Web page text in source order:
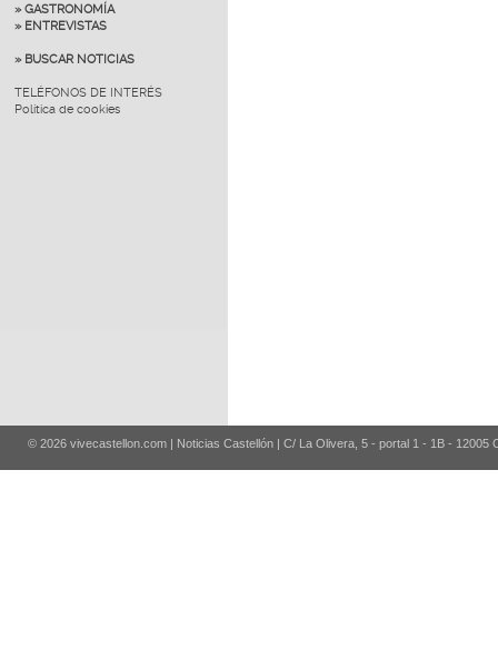
» GASTRONOMÍA
» ENTREVISTAS
» BUSCAR NOTICIAS
TELÉFONOS DE INTERÉS
Política de cookies
© 2026 vivecastellon.com | Noticias Castellón | C/ La Olivera, 5 - portal 1 - 1B - 12005